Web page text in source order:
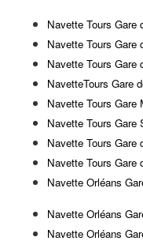
Navette Tours Gare
Navette Tours Gare
Navette Tours Gare
NavetteTours Gare
Navette Tours Gare
Navette Tours Gare
Navette Tours Gare
Navette Tours Gare
Navette Orléans
Navette Orléans
Navette Orléans